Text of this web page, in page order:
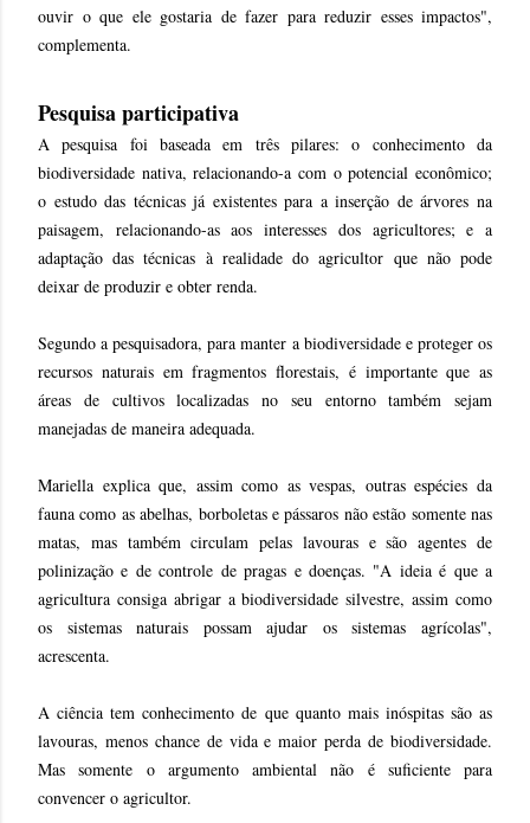
ouvir o que ele gostaria de fazer para reduzir esses impactos",
complementa.
Pesquisa participativa
A pesquisa foi baseada em três pilares: o conhecimento da
biodiversidade nativa, relacionando-a com o potencial econômico;
o estudo das técnicas já existentes para a inserção de árvores na
paisagem, relacionando-as aos interesses dos agricultores; e a
adaptação das técnicas à realidade do agricultor que não pode
deixar de produzir e obter renda.
Segundo a pesquisadora, para manter a biodiversidade e proteger os
recursos naturais em fragmentos florestais, é importante que as
áreas de cultivos localizadas no seu entorno também sejam
manejadas de maneira adequada.
Mariella explica que, assim como as vespas, outras espécies da
fauna como as abelhas, borboletas e pássaros não estão somente nas
matas, mas também circulam pelas lavouras e são agentes de
polinização e de controle de pragas e doenças. "A ideia é que a
agricultura consiga abrigar a biodiversidade silvestre, assim como
os sistemas naturais possam ajudar os sistemas agrícolas",
acrescenta.
A ciência tem conhecimento de que quanto mais inóspitas são as
lavouras, menos chance de vida e maior perda de biodiversidade.
Mas somente o argumento ambiental não é suficiente para
convencer o agricultor.